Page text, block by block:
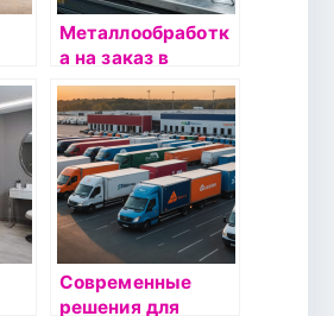
Металлообработк
а на заказ в
Москве: Как
выбрать
надежного
партнера
Современные
решения для